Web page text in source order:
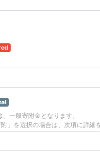
一般寄附金となります。
」を選択の場合は、次項に詳細